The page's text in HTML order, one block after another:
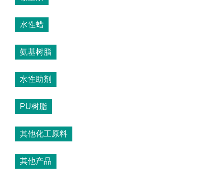
水性蜡
氨基树脂
水性助剂
PU树脂
其他化工原料
其他产品